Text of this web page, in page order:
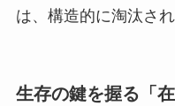
は、構造的に淘汰さ
生存の鍵を握る「